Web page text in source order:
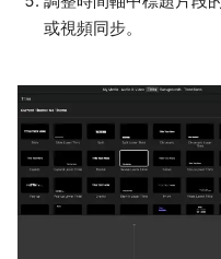
或視頻同步。